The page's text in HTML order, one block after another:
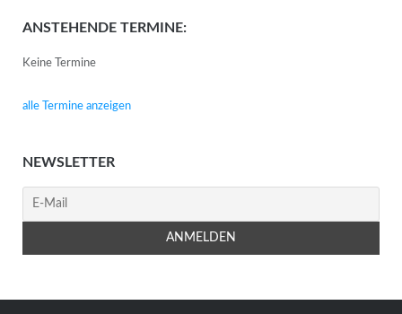
ANSTEHENDE TERMINE:
Keine Termine
alle Termine anzeigen
NEWSLETTER